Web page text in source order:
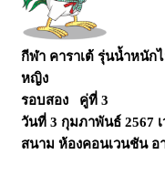
กีฬา คาราเต้ รุ่นน้ำหนัก
หญิง
รอบสอง คู่ที่ 3
วันที่ 3 กุมภาพันธ์ 2567
สนาม ห้องคอนเวนชัน อ